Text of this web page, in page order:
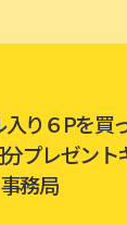
。
り６Pを買
プレゼント
事務局